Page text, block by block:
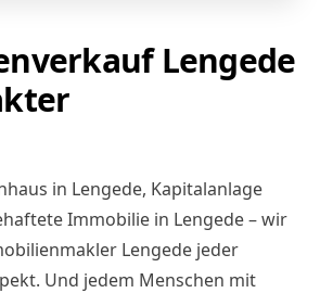
Lengede
in Lengede, Kapitalanlage
Immobilie in Lengede – wir
Lengede jeder
Und jedem Menschen mit